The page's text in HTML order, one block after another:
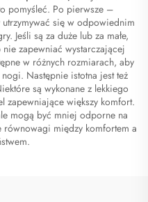
pomyśleć. Po pierwsze –
się w odpowiednim
Jeśli są za duże lub za małe,
zapewniać wystarczającej
w różnych rozmiarach, aby
Następnie istotna jest też
są wykonane z lekkiego
zapewniające większy komfort.
mogą być mniej odporne na
między komfortem a